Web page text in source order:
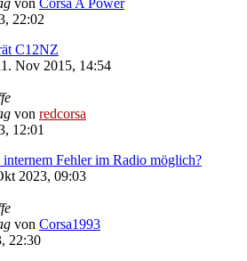
22:02
C12NZ
Nov 2015, 14:54
von redcorsa
12:01
Fehler im Radio möglich?
2023, 09:03
von Corsa1993
22:30